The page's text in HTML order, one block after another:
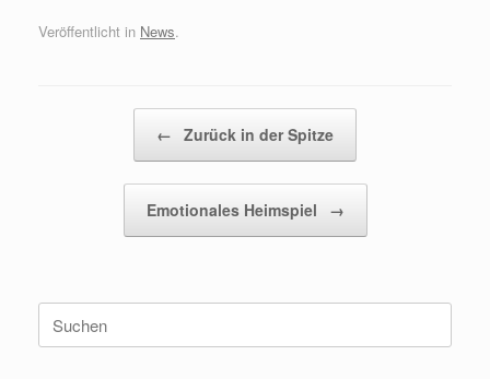
Veröffentlicht in News.
← Zurück in der Spitze
Emotionales Heimspiel →
Suchen
nach: